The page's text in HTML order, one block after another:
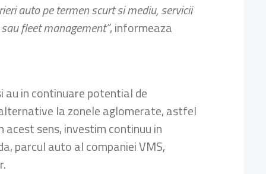
auto pe termen scurt si mediu, servicii
fleet management”, informeaza
au in continuare potential de
la zonele aglomerate, astfel
sens, investim continuu in
parcul auto al companiei VMS,